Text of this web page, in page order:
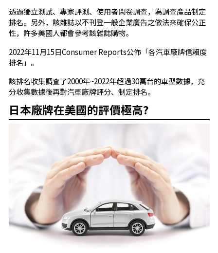
透過獨立測試、專家評測、使用者問卷調查，為調查產品制定
排名。另外，該雜誌以不刊登一般企業廣告之做法來確保公正
性，許多美國人都會參考該雜誌購物。
2022年11月15日Consumer Reports公佈「各汽車廠牌信賴度
排名」。
該排名收集調查了2000年~2022年超過30萬台的車型數據，充
分收集數據後再對汽車廠牌評分、制定排名。
日本廠牌在美國的評價極高?